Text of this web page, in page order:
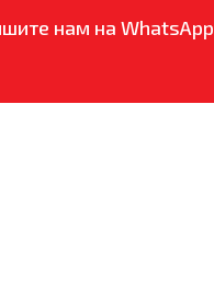
нам на WhatsApp